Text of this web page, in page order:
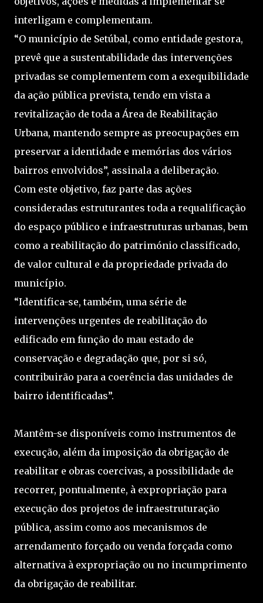
interligam e complementam.
“O município de Setúbal, como entidade gestora,
prevê que a sustentabilidade das intervenções
privadas se complementem com a exequibilidade
da ação pública prevista, tendo em vista a
revitalização de toda a Área de Reabilitação
Urbana, mantendo sempre as preocupações em
preservar a identidade e memórias dos vários
bairros envolvidos”, assinala a deliberação.
Com este objetivo, faz parte das ações
consideradas estruturantes toda a requalificação
do espaço público e infraestruturas urbanas, bem
como a reabilitação do património classificado,
de valor cultural e da propriedade privada do
município.
“Identifica-se, também, uma série de
intervenções urgentes de reabilitação do
edificado em função do mau estado de
conservação e degradação que, por si só,
contribuirão para a coerência das unidades de
bairro identificadas”.
Mantêm-se disponíveis como instrumentos de
execução, além da imposição da obrigação de
reabilitar e obras coercivas, a possibilidade de
recorrer, pontualmente, à expropriação para
execução dos projetos de infraestruturação
pública, assim como aos mecanismos de
arrendamento forçado ou venda forçada como
alternativa à expropriação ou no incumprimento
da obrigação de reabilitar.